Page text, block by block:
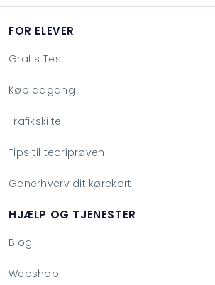
FOR ELEVER
Gratis Test
Køb adgang
Trafikskilte
Tips til teoriprøven
Generhverv dit kørekort
HJÆLP OG TJENESTER
Blog
Webshop